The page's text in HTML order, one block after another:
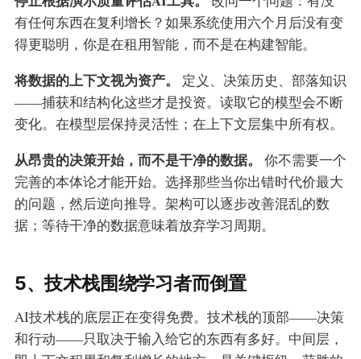
有任何东西在复利增长？如果系统使用六个月后没有变
得更聪明，你是在租用智能，而不是在构建智能。
将数据的上下文视为资产。
定义、决策历史、部落知识
——捕获和结构化这些才是投资。读取它的模型会不断
变化。在模型层保持灵活性；在上下文层集中所有权。
从昂贵的决策开始，而不是干净的数据。
你不需要一个
完善的本体论才能开始。选择那些当你出错时代价最大
的问题，然后逆向推导。架构可以逐步改善混乱的数
据；等待干净的数据意味着放弃学习周期。
5、技术栈围绕学习者而倒置
AI技术栈的底层正在变得免费。技术栈的顶部——决策
和行动——只取决于输入给它的东西有多好。中间层，